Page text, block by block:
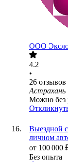
ООО
4.2
•
26 отзывов
Астрахань
Можно без
Выездной
личном
от 100 000
Без опыта